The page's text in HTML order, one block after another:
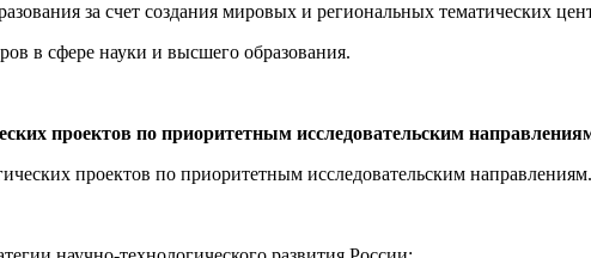
за счет создания мировых и региональных тематических
в сфере науки и высшего образования.
проектов по приоритетным исследовательским
проектов по приоритетным исследовательским направлениям.